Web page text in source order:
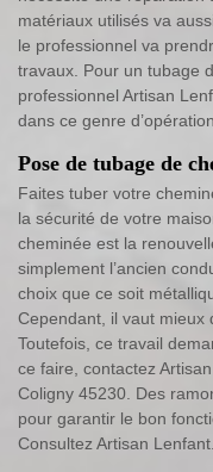
matériaux utilisés va
le professionnel va
travaux. Pour un tubage
professionnel Artisan
dans ce genre d’opération.
Pose de tubage de
Faites tuber votre
la sécurité de votre
cheminée est la
simplement l’ancien
choix que ce soit
Cependant, il vaut mieux
Toutefois, ce travail
ce faire, contactez
Coligny 45230. Des
pour garantir le bon
Consultez Artisan Lenfant.